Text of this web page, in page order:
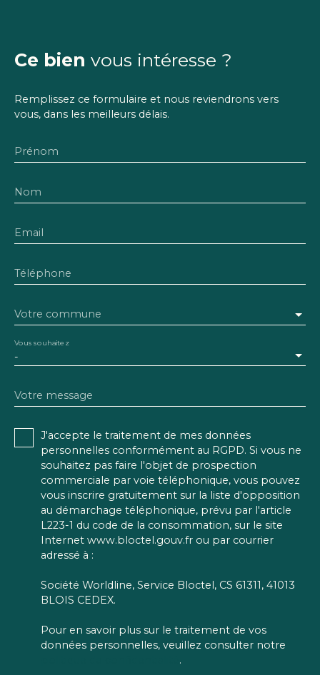
Ce bien vous intéresse ?
Remplissez ce formulaire et nous reviendrons vers
vous, dans les meilleurs délais.
Prénom
Nom
Email
Téléphone
Votre commune
-
Vous souhaitez
Votre message
J'accepte le traitement de mes données
personnelles conformément au RGPD. Si vous ne
souhaitez pas faire l'objet de prospection
commerciale par voie téléphonique, vous pouvez
vous inscrire gratuitement sur la liste d'opposition
au démarchage téléphonique, prévu par l'article
L223-1 du code de la consommation, sur le site
Internet www.bloctel.gouv.fr ou par courrier
adressé à :
Société Worldline, Service Bloctel, CS 61311, 41013
BLOIS CEDEX.
Pour en savoir plus sur le traitement de vos
données personnelles, veuillez consulter notre
.